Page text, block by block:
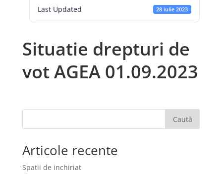
Last Updated 28 iulie 2023
Situatie drepturi de
vot AGEA 01.09.2023
Caută
Articole recente
Spatii de inchiriat